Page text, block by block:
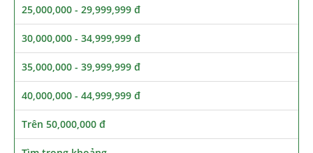
25,000,000 - 29,999,999 đ
30,000,000 - 34,999,999 đ
35,000,000 - 39,999,999 đ
40,000,000 - 44,999,999 đ
Trên 50,000,000 đ